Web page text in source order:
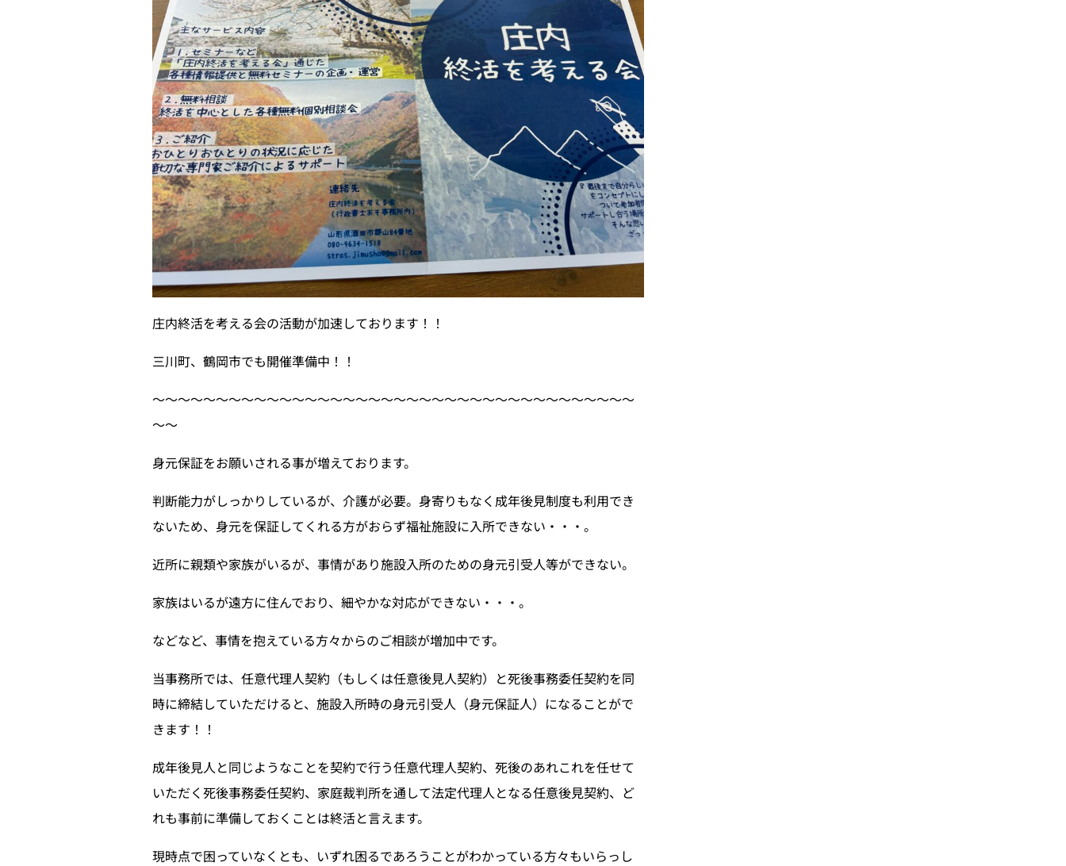
庄内終活を考える会の活動が加速しております！！
三川町、鶴岡市でも開催準備中！！
〜〜〜〜〜〜〜〜〜〜〜〜〜〜〜〜〜〜〜〜〜〜〜〜〜〜〜〜〜〜〜〜〜〜〜〜〜〜
〜〜
身元保証をお願いされる事が増えております。
判断能力がしっかりしているが、介護が必要。身寄りもなく成年後見制度も利用でき
ないため、身元を保証してくれる方がおらず福祉施設に入所できない・・・。
近所に親類や家族がいるが、事情があり施設入所のための身元引受人等ができない。
家族はいるが遠方に住んでおり、細やかな対応ができない・・・。
などなど、事情を抱えている方々からのご相談が増加中です。
当事務所では、任意代理人契約（もしくは任意後見人契約）と死後事務委任契約を同
時に締結していただけると、施設入所時の身元引受人（身元保証人）になることがで
きます！！
成年後見人と同じようなことを契約で行う任意代理人契約、死後のあれこれを任せて
いただく死後事務委任契約、家庭裁判所を通して法定代理人となる任意後見契約、ど
れも事前に準備しておくことは終活と言えます。
現時点で困っていなくとも、いずれ困るであろうことがわかっている方々もいらっし